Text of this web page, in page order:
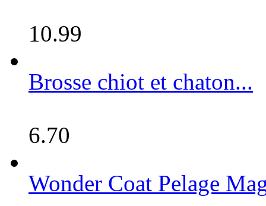
10.99
Brosse chiot et chaton...
6.70
Wonder Coat Pelage